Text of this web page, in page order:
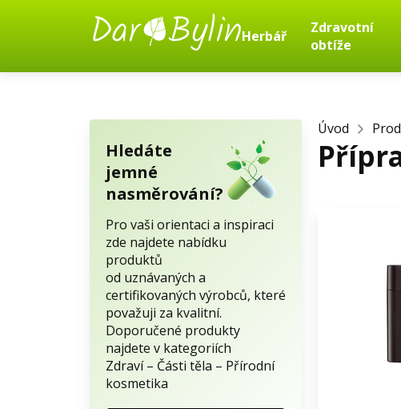
Herbář
Zdravotní
obtíže
Hledáte
jemné
nasměrování?
Pro vaši orientaci a inspiraci
zde najdete nabídku
produktů
od uznávaných a
certifikovaných výrobců, které
považuji za kvalitní.
Doporučené produkty
najdete v kategoriích
Zdraví – Části těla – Přírodní
kosmetika
Úvod